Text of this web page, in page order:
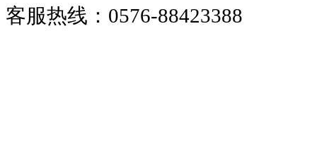
客服热线：0576-88423388